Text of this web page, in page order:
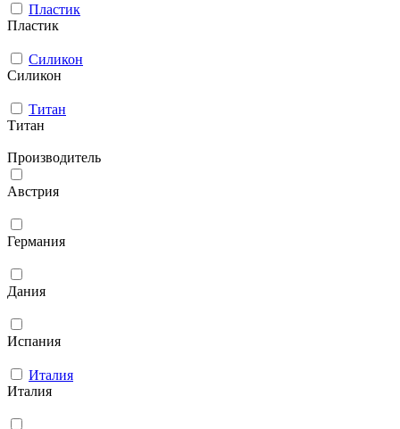
Пластик
Пластик
Силикон
Силикон
Титан
Титан
Производитель
Австрия
Германия
Дания
Испания
Италия
Италия